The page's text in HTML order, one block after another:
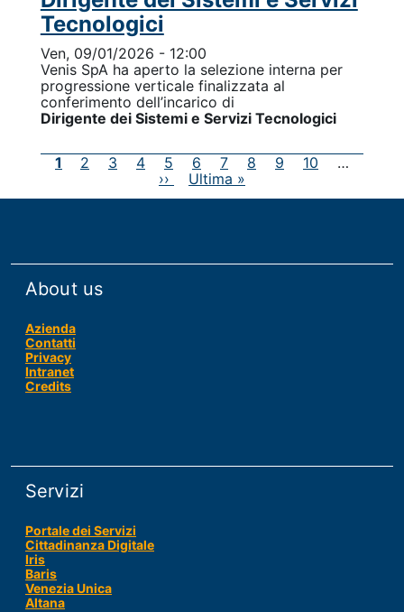
Tecnologici
Ven, 09/01/2026 - 12:00
Venis SpA ha aperto la selezione interna per
progressione verticale finalizzata al
conferimento dell’incarico di
Dirigente dei Sistemi e Servizi Tecnologici
Paginazione
Pagina
1 Pagina
2 Pagina
3 Pagina
4 Pagina
5 Pagina
6 Pagina
7 Pagina
8 Pagina
9 Pagina
10
…
Pagina
successiva
››
Ultima
pagina
Ultima »
About us
Azienda
Contatti
Privacy
Intranet
Credits
Servizi
Portale dei Servizi
Cittadinanza Digitale
Iris
Baris
Venezia Unica
Altana